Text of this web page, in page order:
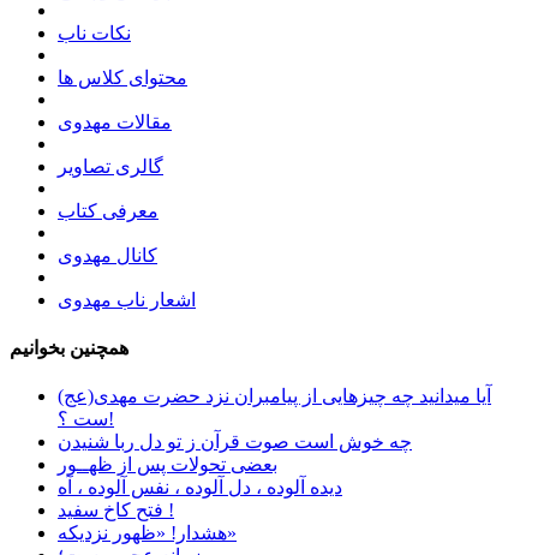
نکات ناب
محتوای کلاس ها
مقالات مهدوی
گالری تصاویر
معرفی کتاب
کانال مهدوی
اشعار ناب مهدوی
همچنین بخوانیم
آیا میدانید چه چیزهایی از پیامبران نزد حضرت مهدی(عج)
ست ؟!
چه خوش است صوت قرآن ز تو دل ربا شنیدن
بعضی تحولات پس از ظهــور
دیده آلوده ، دل آلوده ، نفس آلوده ، آه
فتح کاخ سفید !
هشدار! «ظهور نزدیکه»